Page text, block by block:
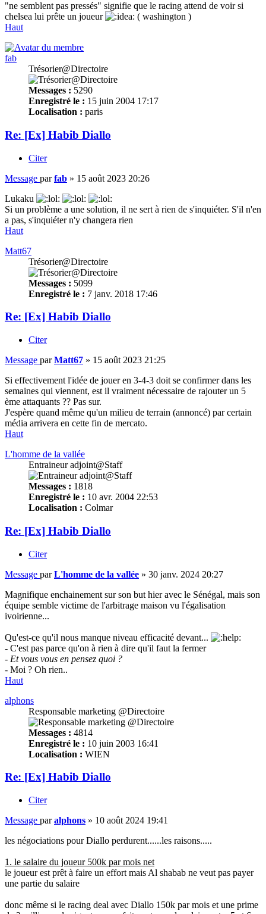
"ne semblent pas pressés" signifie que le racing attend de voir si
chelsea lui prête un joueur
( washington )
Haut
fab
Trésorier@Directoire
Messages : 5290
Enregistré le : 15 juin 2004 17:17
Localisation : paris
Re: [Ex] Habib Diallo
Citer
Message parfab » 15 août 2023 20:26
Lukaku
Si un problème a une solution, il ne sert à rien de s'inquiéter. S'il n'en
a pas, s'inquiéter n'y changera rien
Haut
Matt67
Trésorier@Directoire
Messages : 5099
Enregistré le : 7 janv. 2018 17:46
Re: [Ex] Habib Diallo
Citer
Message parMatt67 » 15 août 2023 21:25
Si effectivement l'idée de jouer en 3-4-3 doit se confirmer dans les
semaines qui viennent, est il vraiment nécessaire de rajouter un 5
ème attaquants ?? Pas sur.
J'espère quand même qu'un milieu de terrain (annoncé) par certain
média arrivera en cette fin de mercato.
Haut
L'homme de la vallée
Entraineur adjoint@Staff
Messages : 1818
Enregistré le : 10 avr. 2004 22:53
Localisation : Colmar
Re: [Ex] Habib Diallo
Citer
Message parL'homme de la vallée » 30 janv. 2024 20:27
Magnifique enchainement sur son but hier avec le Sénégal, mais son
équipe semble victime de l'arbitrage maison vu l'égalisation
ivoirienne...
Qu'est-ce qu'il nous manque niveau efficacité devant...
- C'est pas parce qu'on à rien à dire qu'il faut la fermer
- Et vous vous en pensez quoi ?
- Moi ? Oh rien..
Haut
alphons
Responsable marketing @Directoire
Messages : 4814
Enregistré le : 10 juin 2003 16:41
Localisation : WIEN
Re: [Ex] Habib Diallo
Citer
Message paralphons » 10 août 2024 19:41
les négociations pour Diallo perdurent......les raisons.....
1. le salaire du joueur 500k par mois net
le joueur est prêt à faire un effort mais Al shabab ne veut pas payer
une partie du salaire
donc même si le racing deal avec Diallo 150k par mois et une prime